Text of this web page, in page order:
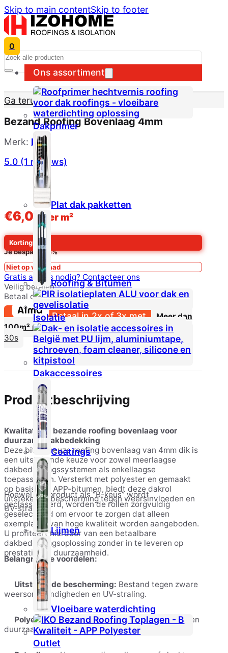
Skip to main contentSkip to footer
0
Ons assortiment
Dakprimer
Plat dak pakketten
Roofing & Bitumen
Isolatie
Dakaccessoires
Coatings
Lijmen
Vloeibare waterdichting
Outlet
Search
Ga terug naar winkel
Bezand Roofing Bovenlaag 4mm
Merk: IKO
5.0 (1 reviews)
€6,00per m²
Korting
Meestal: €6,50
Je bespaart-8%
Niet op voorraad
Gratis advies nodig? Contacteer ons
Veilig betalen
Betaal ook aande deurop dedag van levering
Betaal in 2x of 3x met
Meer dan
100m² nodig? Vraag nu een gratis offerte aan in
30s
Productbeschrijving
Kwalitatieve bezande roofing bovenlaag voor
duurzame dakbedekking
Deze bitumineuze roofing bovenlaag van 4mm dik is
een uitstekende keuze voor zowel meerlaagse
dakbedekkingssystemen als enkellaagse
toepassingen. Versterkt met polyester en gemaakt
op basis van APP-bitumen, biedt deze dakrol
uitstekende bescherming tegen weersinvloeden en
UV-straling.
Hoewel het product als “B-keus” wordt
geclassificeerd, worden de rollen zorgvuldig
geselecteerd om ervoor te zorgen dat alleen
exemplaren van hoge kwaliteit worden aangeboden.
U profiteert hierdoor van een betaalbare
dakbedekkingsoplossing zonder in te leveren op
prestaties of duurzaamheid.
Belangrijkste voordelen:
Uitstekende bescherming: Bestand tegen zware
weersomstandigheden en UV-straling.
Polyester versterking:Verhoogt de flexibiliteit en
duurzaamheid van de dakbedekking.